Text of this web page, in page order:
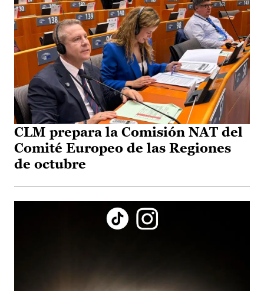
CLM prepara la Comisión NAT del
Comité Europeo de las Regiones
de octubre